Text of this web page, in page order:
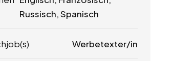
Russisch, Spanisch
Werbetexter/in